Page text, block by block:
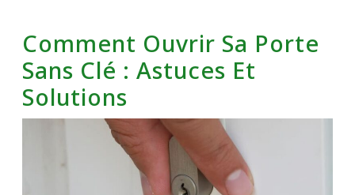
Comment Ouvrir Sa Porte
Sans Clé : Astuces Et
Solutions